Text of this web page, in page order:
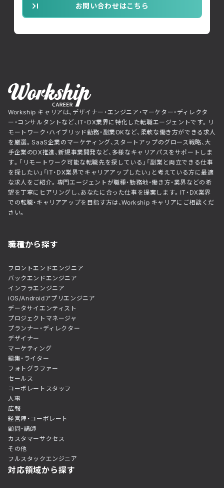
お問い合わせはこちら
Workship キャリアは、デザイナー・エンジニア・マーケター・ディレクタ
ー・コンサルタントなど、IT・DX業界に特化した転職エージェントです。リ
モートワーク・ハイブリッド勤務・副業OKなど、柔軟な働き方ができる求人
を厳選。SaaS企業のマーケティング、スタートアップのグロース戦略、大
手企業のDX推進、新規事業開発など、多様なキャリアパスをサポートしま
す。「リモートワーク可能な転職先を探している」「副業と両立できる仕事
を探したい」「IT・DX業界でキャリアアップしたい」と考えている方に最適
な求人をご紹介。専門エージェントが職種・勤務地・働き方・業界などの希
望を丁寧にヒアリングし、あなたに合った仕事を提案します。IT・DX業界
での転職・キャリアアップを目指す方は、Workship キャリアにご相談くだ
さい。
職種から探す
フロントエンドエンジニア
バックエンドエンジニア
インフラエンジニア
iOS/Androidアプリエンジニア
データサイエンティスト
プロジェクトマネージャ
プランナー・ディレクター
デザイナー
マーケティング
編集・ライター
フォトグラファー
セールス
コーポレートスタッフ
人事
広報
経営陣・コーポレート
顧問・講師
カスタマーサクセス
その他
フルスタックエンジニア
対応領域から探す